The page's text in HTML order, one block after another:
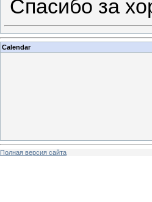
Спасибо за
Calendar
Полная версия сайта